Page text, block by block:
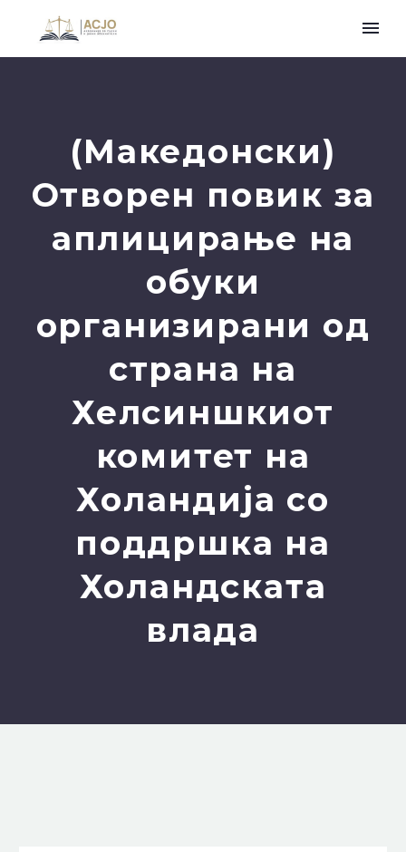
(Македонски)
Отворен повик за
аплицирање на
обуки
организирани од
страна на
Хелсиншкиот
комитет на
Холандија со
поддршка на
Холандската
влада